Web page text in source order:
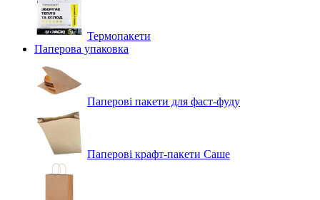
Термопакети
Паперова упаковка
Паперові пакети для фаст-фуду
Паперові крафт-пакети Саше